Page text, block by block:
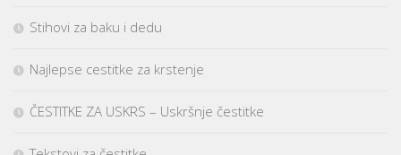
Stihovi za baku i dedu
Najlepse cestitke za krstenje
ČESTITKE ZA USKRS – Uskršnje čestitke